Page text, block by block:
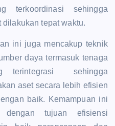
terkoordinasi sehingga
tepat waktu.
ini juga mencakup teknik
daya termasuk tenaga
terintegrasi sehingga
aset secara lebih efisien
baik. Kemampuan ini
dengan tujuan efisiensi